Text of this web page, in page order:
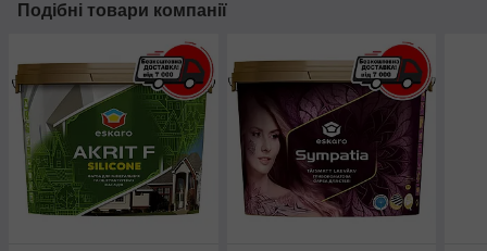
Подібні товари компанії